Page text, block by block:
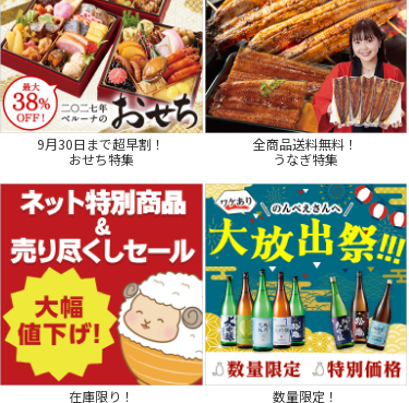
9月30日まで超早割！
おせち特集
全商品送料無料！
うなぎ特集
在庫限り！
数量限定！